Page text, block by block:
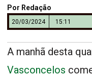
Por Redação
20/03/2024 15:11
A manhã desta
Vasconcelos